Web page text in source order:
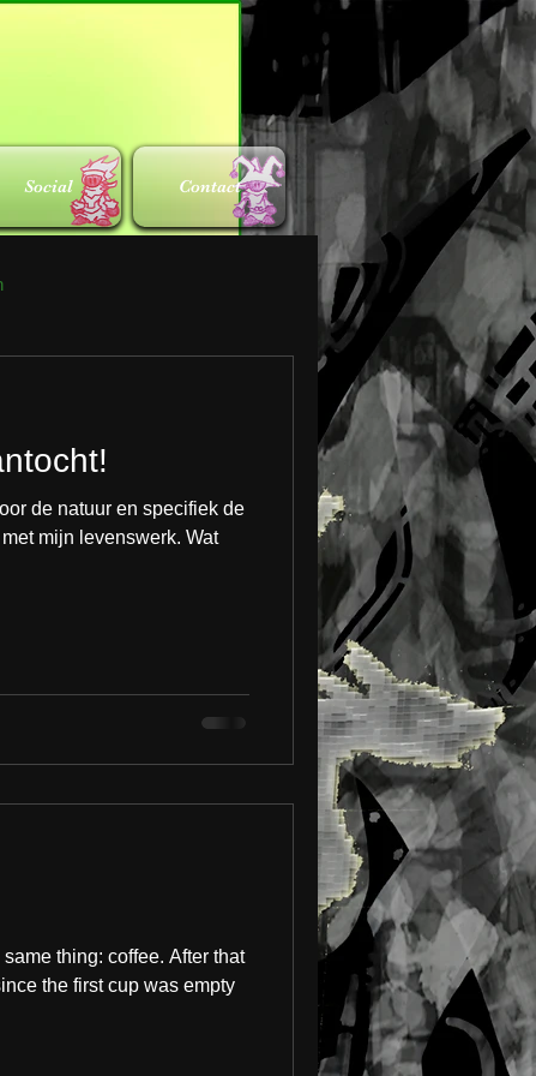
Social Contact
de natuur en specifiek de
mijn levenswerk. Wat
thing: coffee. After that
the first cup was empty